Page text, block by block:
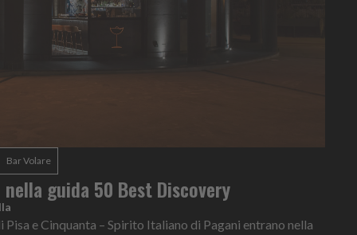
Bar Volare
guida 50 Best Discovery
e Cinquanta – Spirito Italiano di Pagani entrano nella